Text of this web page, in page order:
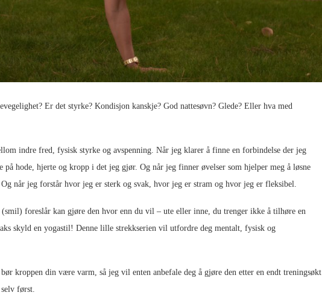
Er det styrke? Kondisjon kanskje? God nattesøvn? Glede? Eller hva med
indre fred, fysisk styrke og avspenning. Når jeg klarer å finne en forbindelse der jeg
på hode, hjerte og kropp i det jeg gjør. Og når jeg finner øvelser som hjelper meg å løsne
Og når jeg forstår hvor jeg er sterk og svak, hvor jeg er stram og hvor jeg er fleksibel.
foreslår kan gjøre den hvor enn du vil – ute eller inne, du trenger ikke å tilhøre en
skyld en yogastil! Denne lille strekkserien vil utfordre deg mentalt, fysisk og
kroppen din være varm, så jeg vil enten anbefale deg å gjøre den etter en endt treningsøkt
først.